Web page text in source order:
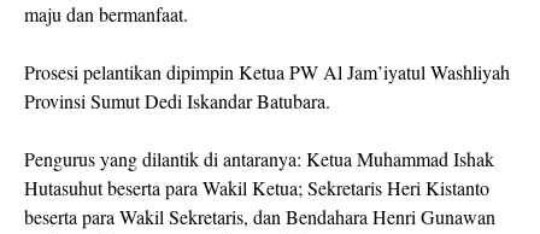
maju dan bermanfaat.
Prosesi pelantikan dipimpin Ketua PW Al Jam’iyatul Washliyah
Provinsi Sumut Dedi Iskandar Batubara.
Pengurus yang dilantik di antaranya: Ketua Muhammad Ishak
Hutasuhut beserta para Wakil Ketua; Sekretaris Heri Kistanto
beserta para Wakil Sekretaris, dan Bendahara Henri Gunawan